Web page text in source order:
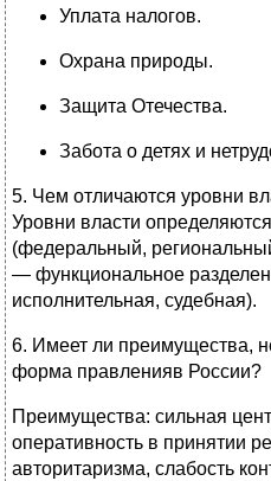
Уплата налогов.
Охрана природы.
Защита Отечества.
Забота о детях и
5. Чем отличаются уровни
Уровни власти
(федеральный,
— функциональное
исполнительная, судебная).
6. Имеет ли преимущества,
форма правленияв России?
Преимущества: сильная
оперативность в принятии
авторитаризма, слабость